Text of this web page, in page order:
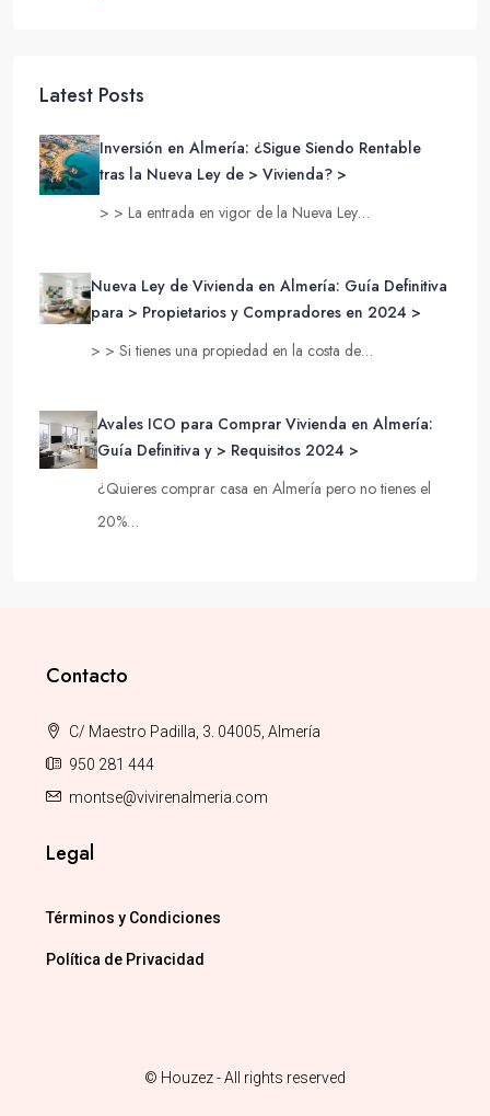
Latest Posts
Inversión en Almería: ¿Sigue Siendo Rentable
tras la Nueva Ley de > Vivienda? >
> > La entrada en vigor de la Nueva Ley…
Nueva Ley de Vivienda en Almería: Guía Definitiva
para > Propietarios y Compradores en 2024 >
> > Si tienes una propiedad en la costa de…
Avales ICO para Comprar Vivienda en Almería:
Guía Definitiva y > Requisitos 2024 >
¿Quieres comprar casa en Almería pero no tienes el
20%…
Contacto
C/ Maestro Padilla, 3. 04005, Almería
950 281 444
montse@vivirenalmeria.com
Legal
Términos y Condiciones
Política de Privacidad
© Houzez - All rights reserved